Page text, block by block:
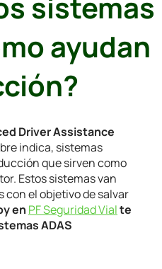
ayudan
Driver Assistance
indica, sistemas
que sirven como
Estos sistemas van
con el objetivo de salvar
en PF Seguridad Vialte
ADAS